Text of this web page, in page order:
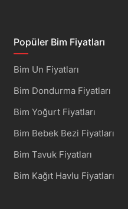
Popüler Bim Fiyatları
Bim Un Fiyatları
Bim Dondurma Fiyatları
Bim Yoğurt Fiyatları
Bim Bebek Bezi Fiyatları
Bim Tavuk Fiyatları
Bim Kağıt Havlu Fiyatları